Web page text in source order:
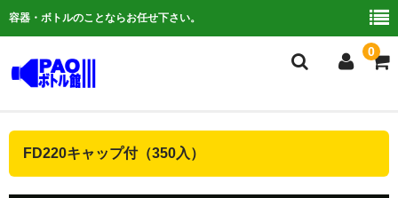
容器・ボトルのことならお任せ下さい。
0
ご利用ガイド
FD220キャップ付（350入）